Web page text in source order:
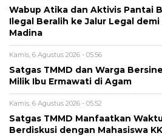
Wabup Atika dan Aktivis Pantai
Ilegal Beralih ke Jalur Legal
Madina
Kamis, 6 Agustus 2026 - 05:56
Satgas TMMD dan Warga
Milik Ibu Ermawati di Agam
Kamis, 6 Agustus 2026 - 05:52
Satgas TMMD Manfaatkan
Berdiskusi dengan Mahasiswa